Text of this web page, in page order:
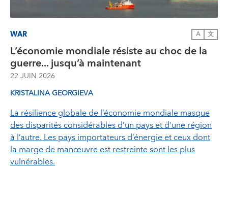
WAR A 文
L’économie mondiale résiste au choc de la
guerre... jusqu’à maintenant
22 JUIN 2026
KRISTALINA GEORGIEVA
La résilience globale de l’économie mondiale masque
des disparités considérables d’un pays et d’une région
à l’autre. Les pays importateurs d’énergie et ceux dont
la marge de manœuvre est restreinte sont les plus
vulnérables.